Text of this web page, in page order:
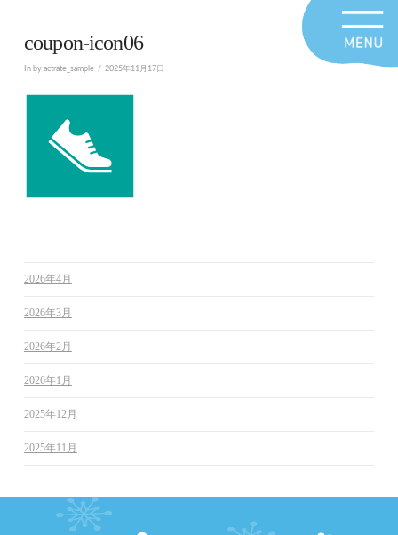
coupon-icon06
In by actrate_sample 2025年11月17日
2026年4月
2026年3月
2026年2月
2026年1月
2025年12月
2025年11月